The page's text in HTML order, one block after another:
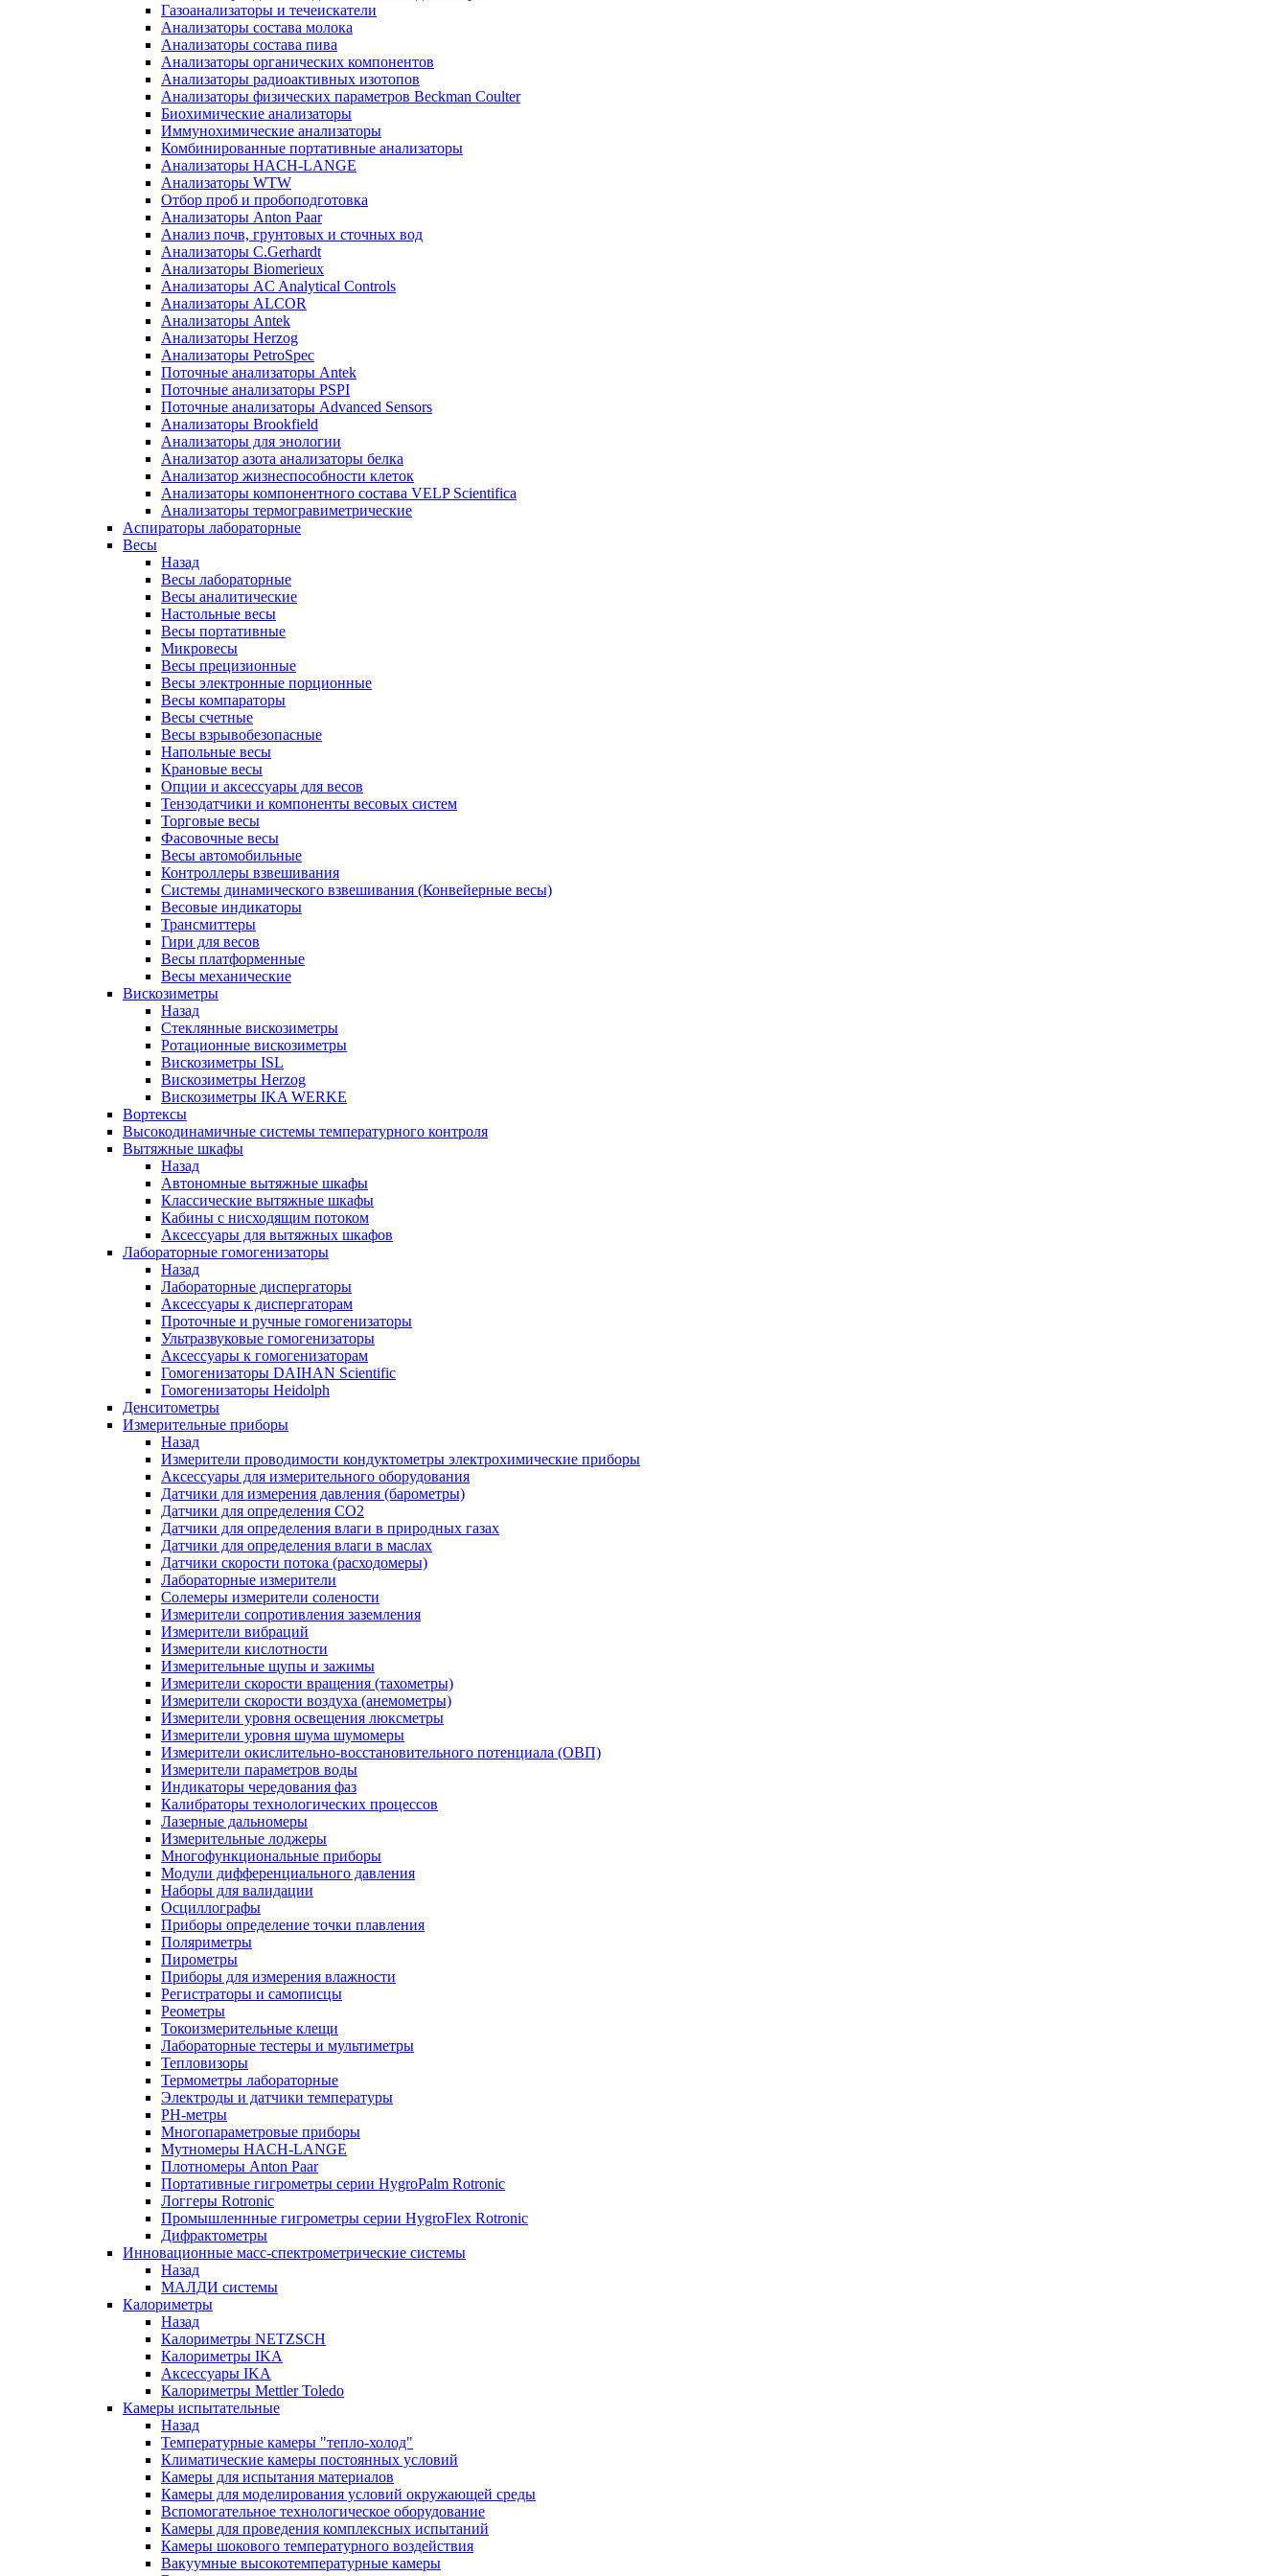
Газоанализаторы и течеискатели
Анализаторы состава молока
Анализаторы состава пива
Анализаторы органических компонентов
Анализаторы радиоактивных изотопов
Анализаторы физических параметров Beckman Coulter
Биохимические анализаторы
Иммунохимические анализаторы
Комбинированные портативные анализаторы
Анализаторы HACH-LANGE
Анализаторы WTW
Отбор проб и пробоподготовка
Анализаторы Anton Paar
Анализ почв, грунтовых и сточных вод
Анализаторы C.Gerhardt
Анализаторы Biomerieux
Анализаторы AC Analytical Controls
Анализаторы ALCOR
Анализаторы Antek
Анализаторы Herzog
Анализаторы PetroSpec
Поточные анализаторы Antek
Поточные анализаторы PSPI
Поточные анализаторы Advanced Sensors
Анализаторы Brookfield
Анализаторы для энологии
Анализатор азота анализаторы белка
Анализатор жизнеспособности клеток
Анализаторы компонентного состава VELP Scientifica
Анализаторы термогравиметрические
Аспираторы лабораторные
Весы
Назад
Весы лабораторные
Весы аналитические
Настольные весы
Весы портативные
Микровесы
Весы прецизионные
Весы электронные порционные
Весы компараторы
Весы счетные
Весы взрывобезопасные
Напольные весы
Крановые весы
Опции и аксессуары для весов
Тензодатчики и компоненты весовых систем
Торговые весы
Фасовочные весы
Весы автомобильные
Контроллеры взвешивания
Системы динамического взвешивания (Конвейерные весы)
Весовые индикаторы
Трансмиттеры
Гири для весов
Весы платформенные
Весы механические
Вискозиметры
Назад
Стеклянные вискозиметры
Ротационные вискозиметры
Вискозиметры ISL
Вискозиметры Herzog
Вискозиметры IKA WERKE
Вортексы
Высокодинамичные системы температурного контроля
Вытяжные шкафы
Назад
Автономные вытяжные шкафы
Классические вытяжные шкафы
Кабины с нисходящим потоком
Аксессуары для вытяжных шкафов
Лабораторные гомогенизаторы
Назад
Лабораторные диспергаторы
Аксессуары к диспергаторам
Проточные и ручные гомогенизаторы
Ультразвуковые гомогенизаторы
Аксессуары к гомогенизаторам
Гомогенизаторы DAIHAN Scientific
Гомогенизаторы Heidolph
Денситометры
Измерительные приборы
Назад
Измерители проводимости кондуктометры электрохимические приборы
Аксессуары для измерительного оборудования
Датчики для измерения давления (барометры)
Датчики для определения CO2
Датчики для определения влаги в природных газах
Датчики для определения влаги в маслах
Датчики скорости потока (расходомеры)
Лабораторные измерители
Солемеры измерители солености
Измерители сопротивления заземления
Измерители вибраций
Измерители кислотности
Измерительные щупы и зажимы
Измерители скорости вращения (тахометры)
Измерители скорости воздуха (анемометры)
Измерители уровня освещения люксметры
Измерители уровня шума шумомеры
Измерители окислительно-восстановительного потенциала (ОВП)
Измерители параметров воды
Индикаторы чередования фаз
Калибраторы технологических процессов
Лазерные дальномеры
Измерительные лоджеры
Многофункциональные приборы
Модули дифференциального давления
Наборы для валидации
Осциллографы
Приборы определение точки плавления
Поляриметры
Пирометры
Приборы для измерения влажности
Регистраторы и самописцы
Реометры
Токоизмерительные клещи
Лабораторные тестеры и мультиметры
Тепловизоры
Термометры лабораторные
Электроды и датчики температуры
РH-метры
Многопараметровые приборы
Мутномеры HACH-LANGE
Плотномеры Anton Paar
Портативные гигрометры серии HygroPalm Rotronic
Логгеры Rotronic
Промышленнные гигрометры серии HygroFlex Rotronic
Дифрактометры
Инновационные масс-спектрометрические системы
Назад
МАЛДИ системы
Калориметры
Назад
Калориметры NETZSCH
Калориметры IKA
Аксессуары IKA
Калориметры Mettler Toledo
Камеры испытательные
Назад
Температурные камеры "тепло-холод"
Климатические камеры постоянных условий
Камеры для испытания материалов
Камеры для моделирования условий окружающей среды
Вспомогательное технологическое оборудование
Камеры для проведения комплексных испытаний
Камеры шокового температурного воздействия
Вакуумные высокотемпературные камеры